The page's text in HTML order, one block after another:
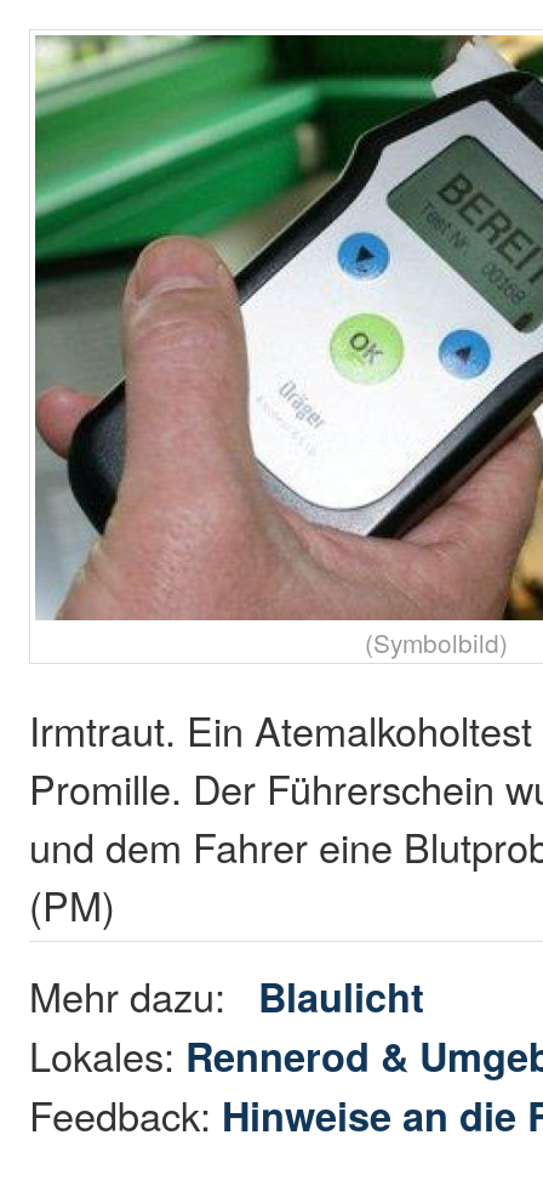
(Symbolbild)
Irmtraut. Ein
Promille. Der Führerschein
und dem Fahrer eine
(PM)
Mehr dazu: Blaulicht
Lokales: Rennerod &
Feedback: Hinweise an die